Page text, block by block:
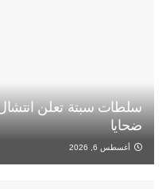
ضحايا
أغسطس 6, 2026